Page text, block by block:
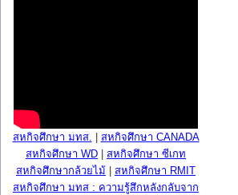
สหกิจศึกษา มทส.
สหกิจศึกษา CANADA
สหกิจศึกษา WD
สหกิจศึกษา ซีเกท
สหกิจศึกษากล้วยไม้
สหกิจศึกษา RMIT
สหกิจศึกษา มทส : ความรู้สึกหลังกลับจาก